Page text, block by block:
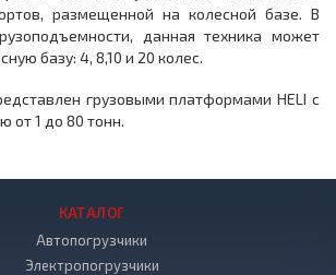
размещенной на колесной базе. В
данная техника может
базу: 4, 8,10 и 20 колес.
грузовыми платформами HELI с
от 1 до 80 тонн.
КАТАЛОГ
Автопогрузчики
Электропогрузчики